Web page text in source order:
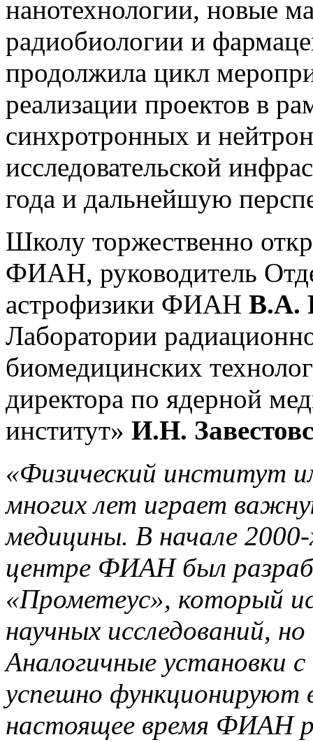
нанотехнологии, новые
радиобиологии и
продолжила цикл
реализации проектов в
синхротронных и
исследовательской
года и дальнейшую
Школу торжественно
ФИАН, руководитель
астрофизики ФИАН В.А.
Лаборатории
биомедицинских
директора по ядерной
институт» И.Н.
«Физический институт
многих лет играет
медицины. В начале
центре ФИАН был
«Прометеус», который
научных исследований,
Аналогичные установки
успешно функционируют
настоящее время ФИАН